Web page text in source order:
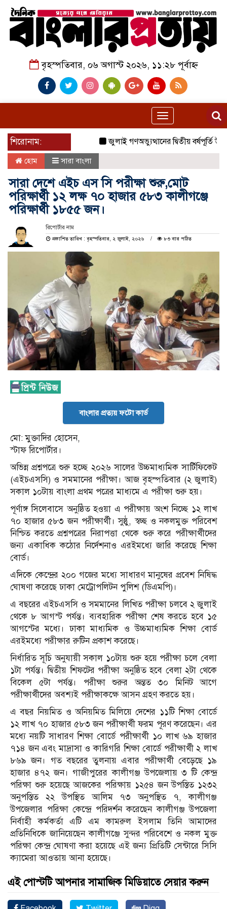
বৃহস্পতিবার, ০৬ অগাস্ট ২০২৬, ১১:২৮ পূর্বাহ্ন
Toggle
navigation
শিরোনাম:
জুলাই গণঅভ্যুত্থানের দ্বিতীয় বর্ষপূর্তি
হোম সারা বাংলা
সারা দেশে এইচ এস সি পরীক্ষা শুরু,মোট
পরিক্ষার্থী ১২ লক্ষ ৭০ হাজার ৫৮৩ কালীগঞ্জে
পরিক্ষার্থী ১৮৫৫ জন।
রিপোর্টার নাম
প্রকাশিত তারিখ : বৃহস্পতিবার, ২ জুলাই, ২০২৬
৮৩ বার পঠিত
বাংলার প্রত্যয় ফটো কার্ড
মো: মুক্তাদির হোসেন,
স্টাফ রিপোর্টার।
অভিন্ন প্রশ্নপত্রে শুরু হচ্ছে ২০২৬ সালের উচ্চমাধ্যমিক সার্টিফিকেট
(এইচএসসি) ও সমমানের পরীক্ষা। আজ বৃহস্পতিবার (২ জুলাই)
সকাল ১০টায় বাংলা প্রথম পত্রের মাধ্যমে এ পরীক্ষা শুরু হয়।
পূর্ণাঙ্গ সিলেবাসে অনুষ্ঠিত হওয়া এ পরীক্ষায় অংশ নিচ্ছে ১২ লাখ
৭০ হাজার ৫৮৩ জন পরীক্ষার্থী। সুষ্ঠু, স্বচ্ছ ও নকলমুক্ত পরিবেশ
নিশ্চিত করতে প্রশ্নপত্রের নিরাপত্তা থেকে শুরু করে পরীক্ষার্থীদের
জন্য একাধিক কঠোর নির্দেশনাও এরইমধ্যে জারি করেছে শিক্ষা
বোর্ড।
এদিকে কেন্দ্রের ২০০ গজের মধ্যে সাধারণ মানুষের প্রবেশ নিষিদ্ধ
ঘোষণা করেছে ঢাকা মেট্রোপলিটন পুলিশ (ডিএমপি)।
এ বছরের এইচএসসি ও সমমানের লিখিত পরীক্ষা চলবে ২ জুলাই
থেকে ৮ আগস্ট পর্যন্ত। ব্যবহারিক পরীক্ষা শেষ করতে হবে ১৫
আগস্টের মধ্যে। ঢাকা মাধ্যমিক ও উচ্চমাধ্যমিক শিক্ষা বোর্ড
এরইমধ্যে পরীক্ষার রুটিন প্রকাশ করেছে।
নির্ধারিত সূচি অনুযায়ী সকাল ১০টায় শুরু হয়ে পরীক্ষা চলে বেলা
১টা পর্যন্ত। দ্বিতীয় শিফটের পরীক্ষা অনুষ্ঠিত হবে বেলা ২টা থেকে
বিকেল ৫টা পর্যন্ত। পরীক্ষা শুরুর অন্তত ৩০ মিনিট আগে
পরীক্ষার্থীদের অবশ্যই পরীক্ষাকক্ষে আসন গ্রহণ করতে হয়।
এ বছর নিয়মিত ও অনিয়মিত মিলিয়ে দেশের ১১টি শিক্ষা বোর্ডে
১২ লাখ ৭০ হাজার ৫৮৩ জন পরীক্ষার্থী ফরম পূরণ করেছেন। এর
মধ্যে নয়টি সাধারণ শিক্ষা বোর্ডে পরীক্ষার্থী ১০ লাখ ৬৯ হাজার
৭১৪ জন এবং মাদ্রাসা ও কারিগরি শিক্ষা বোর্ডে পরীক্ষার্থী ২ লাখ
৮৬৯ জন। গত বছরের তুলনায় এবার পরীক্ষার্থী বেড়েছে ১৯
হাজার ৪৭২ জন। গাজীপুরের কালীগঞ্জ উপজেলায় ৩ টি কেন্দ্র
পরিক্ষা শুরু হয়েছে আজকের পরিক্ষায় ১২৫৪ জন উপস্তিত ১২৩২
অনুপস্তিত ২২ উপস্থিত আলিম ৭৩ অনুপস্থিত ৭, কালীগঞ্জ
উপজেলার পরিক্ষা কেন্দ্রে পরিদর্শন করেছেন কালীগঞ্জ উপজেলা
নির্বাহী কর্মকর্তা এটি এম কামরুল ইসলাম তিনি আমাদের
প্রতিনিধিকে জানিয়েছেন কালীগঞ্জে সুন্দর পরিবেশে ও নকল মুক্ত
পরিক্ষা কেন্দ্র ঘোষণা করা হয়েছে এই জন্য প্রিতিটি সেন্টারে সিসি
ক্যামেরা আওতায় আনা হয়েছে।
এই পোস্টটি আপনার সামাজিক মিডিয়াতে সেয়ার করুন